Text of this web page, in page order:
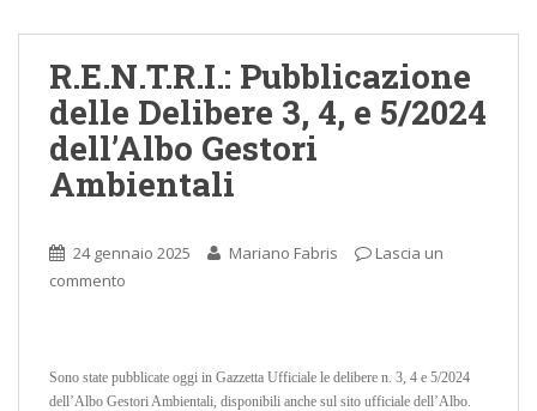
R.E.N.T.R.I.: Pubblicazione
delle Delibere 3, 4, e 5/2024
dell’Albo Gestori
Ambientali
24 gennaio 2025 Mariano Fabris
Lascia un
commento
Sono state pubblicate oggi in Gazzetta Ufficiale le delibere n. 3, 4 e 5/2024
dell’Albo Gestori Ambientali, disponibili anche sul sito ufficiale dell’Albo.